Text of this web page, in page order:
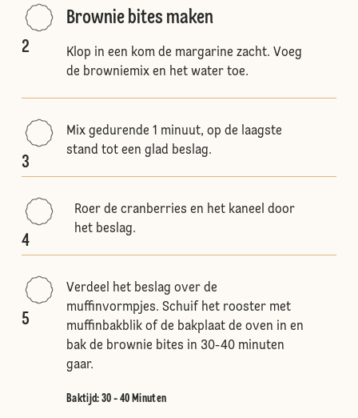
2
Brownie bites maken
Klop in een kom de margarine zacht. Voeg
de browniemix en het water toe.
3
Mix gedurende 1 minuut, op de laagste
stand tot een glad beslag.
4
Roer de cranberries en het kaneel door
het beslag.
5
Verdeel het beslag over de
muffinvormpjes. Schuif het rooster met
muffinbakblik of de bakplaat de oven in en
bak de brownie bites in 30-40 minuten
gaar.
Baktijd: 30 - 40 Minuten